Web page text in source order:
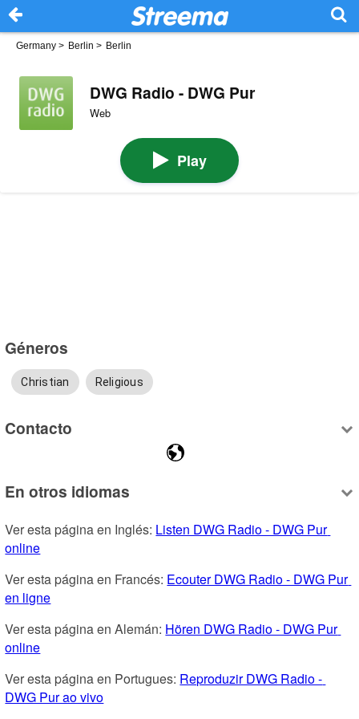
Germany > Berlin > Berlin
DWG Radio - DWG Pur
Web
Play
Géneros
Christian Religious
Contacto
En otros idiomas
Ver esta página en Inglés: Listen DWG Radio - DWG Pur
online
Ver esta página en Francés: Ecouter DWG Radio - DWG Pur
en ligne
Ver esta página en Alemán: Hören DWG Radio - DWG Pur
online
Ver esta página en Portugues: Reproduzir DWG Radio -
DWG Pur ao vivo